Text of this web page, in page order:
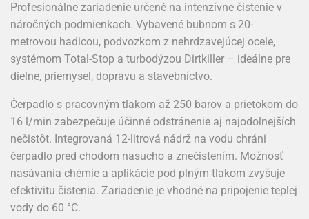
Profesionálne zariadenie určené na intenzívne čistenie v
náročných podmienkach. Vybavené bubnom s 20-
metrovou hadicou, podvozkom z nehrdzavejúcej ocele,
systémom Total-Stop a turbodýzou Dirtkiller – ideálne pre
dielne, priemysel, dopravu a stavebníctvo.
Čerpadlo s pracovným tlakom až 250 barov a prietokom do
16 l/min zabezpečuje účinné odstránenie aj najodolnejších
nečistôt. Integrovaná 12-litrová nádrž na vodu chráni
čerpadlo pred chodom nasucho a znečistením. Možnosť
nasávania chémie a aplikácie pod plným tlakom zvyšuje
efektivitu čistenia. Zariadenie je vhodné na pripojenie teplej
vody do 60 °C.